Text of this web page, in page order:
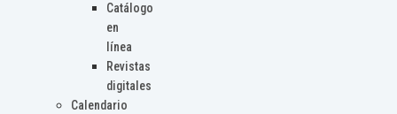
Catálogo
en
línea
Revistas
digitales
Calendario